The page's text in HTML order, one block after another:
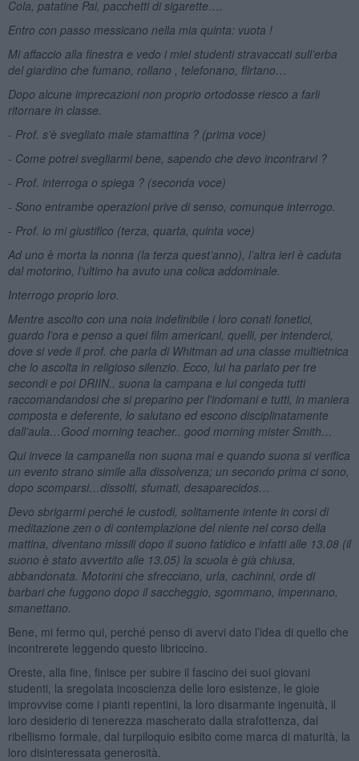
Cola, patatine Pai, pacchetti di sigarette….
Entro con passo messicano nella mia quinta: vuota !
Mi affaccio alla finestra e vedo i miei studenti stravaccati sull’erba
del giardino che fumano, rollano , telefonano, flirtano…
Dopo alcune imprecazioni non proprio ortodosse riesco a farli
ritornare in classe.
- Prof. s’è svegliato male stamattina ? (prima voce)
- Come potrei svegliarmi bene, sapendo che devo incontrarvi ?
- Prof. interroga o spiega ? (seconda voce)
- Sono entrambe operazioni prive di senso, comunque interrogo.
- Prof. io mi giustifico (terza, quarta, quinta voce)
Ad uno è morta la nonna (la terza quest’anno), l’altra ieri è caduta
dal motorino, l’ultimo ha avuto una colica addominale.
Interrogo proprio loro.
Mentre ascolto con una noia indefinibile i loro conati fonetici,
guardo l’ora e penso a quei film americani, quelli, per intenderci,
dove si vede il prof. che parla di Whitman ad una classe multietnica
che lo ascolta in religioso silenzio. Ecco, lui ha parlato per tre
secondi e poi DRIIN.. suona la campana e lui congeda tutti
raccomandandosi che si preparino per l'indomani e tutti, in maniera
composta e deferente, lo salutano ed escono disciplinatamente
dall’aula…Good morning teacher.. good morning mister Smith…
Qui invece la campanella non suona mai e quando suona si verifica
un evento strano simile alla dissolvenza; un secondo prima ci sono,
dopo scomparsi…dissolti, sfumati, desaparecidos…
Devo sbrigarmi perché le custodi, solitamente intente in corsi di
meditazione zen o di contemplazione del niente nel corso della
mattina, diventano missili dopo il suono fatidico e infatti alle 13.08 (il
suono è stato avvertito alle 13.05) la scuola è già chiusa,
abbandonata. Motorini che sfrecciano, urla, cachinni, orde di
barbari che fuggono dopo il saccheggio, sgommano, impennano,
smanettano.
Bene, mi fermo qui, perché penso di avervi dato l’idea di quello che
incontrerete leggendo questo libriccino.
Oreste, alla fine, finisce per subire il fascino dei suoi giovani
studenti, la sregolata incoscienza delle loro esistenze, le gioie
improvvise come i pianti repentini, la loro disarmante ingenuità, il
loro desiderio di tenerezza mascherato dalla strafottenza, dal
ribellismo formale, dal turpiloquio esibito come marca di maturità, la
loro disinteressata generosità.